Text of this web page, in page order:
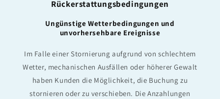
Rückerstattungsbedingungen
Ungünstige Wetterbedingungen und
unvorhersehbare Ereignisse
Im Falle einer Stornierung aufgrund von schlechtem
Wetter, mechanischen Ausfällen oder höherer Gewalt
haben Kunden die Möglichkeit, die Buchung zu
stornieren oder zu verschieben. Die Anzahlungen